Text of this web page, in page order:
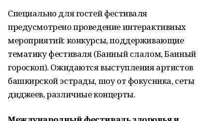
Специально для гостей фестиваля
предусмотрено проведение интерактивных
мероприятий: конкурсы, поддерживающие
тематику фестиваля (Банный слалом, Банный
гороскоп). Ожидаются выступления артистов
башкирской эстрады, шоу от фокусника, сеты
диджеев, различные концерты.